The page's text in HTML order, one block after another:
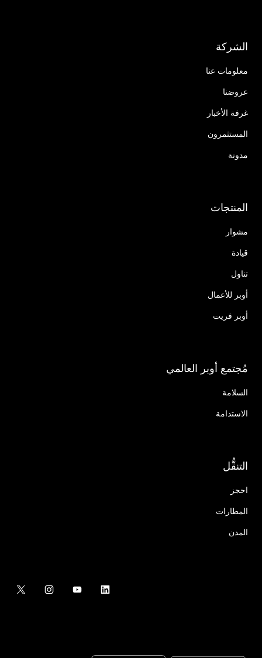
الشركة
معلومات عنا
عروضنا
غرفة الأخبار
المستثمرون
مدونة
المنتجات
مشوار
قيادة
تناول
أوبر للأعمال
أوبر فريت
مُجتمع أوبر العالمي
السلامة
الاستدامة
التنقُّل
احجز
المطارات
المدن